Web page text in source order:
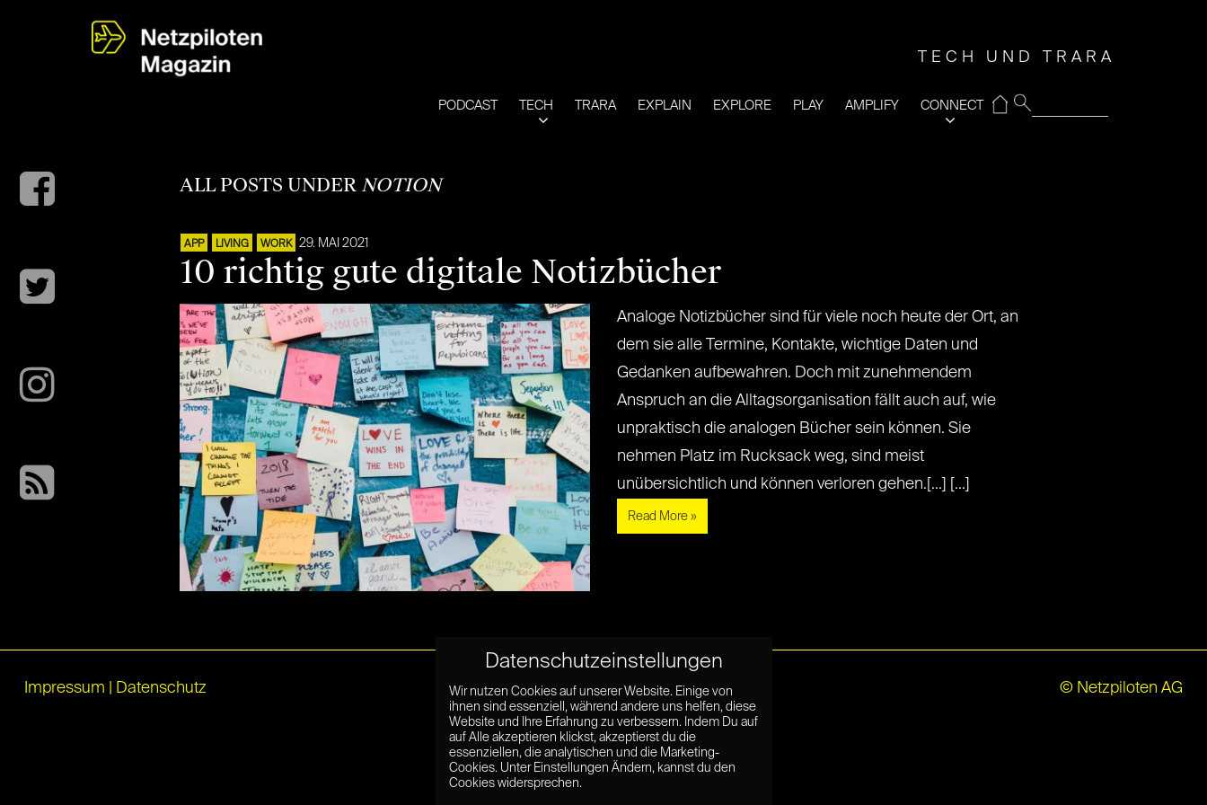
TECH UND TRARA
PODCAST TECH TRARA EXPLAIN EXPLORE PLAY AMPLIFY CONNECT
⌂
ALL POSTS UNDER NOTION
APP LIVING WORK 29. MAI 2021
10 richtig gute digitale Notizbücher
Analoge Notizbücher sind für viele noch heute der Ort, an
dem sie alle Termine, Kontakte, wichtige Daten und
Gedanken aufbewahren. Doch mit zunehmendem
Anspruch an die Alltagsorganisation fällt auch auf, wie
unpraktisch die analogen Bücher sein können. Sie
nehmen Platz im Rucksack weg, sind meist
unübersichtlich und können verloren gehen.[...] [...]
Read More »
Impressum Datenschutz © Netzpiloten AG
Datenschutzeinstellungen
Wir nutzen Cookies auf unserer Website. Einige von
ihnen sind essenziell, während andere uns helfen, diese
Website und Ihre Erfahrung zu verbessern. Indem Du auf
auf Alle akzeptieren klickst, akzeptierst du die
essenziellen, die analytischen und die Marketing-
Cookies. Unter Einstellungen Ändern, kannst du den
Cookies widersprechen.